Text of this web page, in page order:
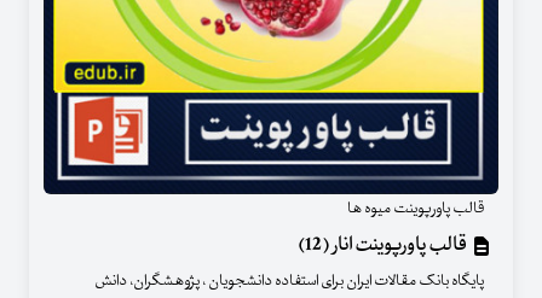
قالب پاورپوینت میوه ها
قالب پاورپوینت انار (12)
پایگاه بانک مقالات ایران برای استفاده دانشجویان ، پژوهشگران، دانش